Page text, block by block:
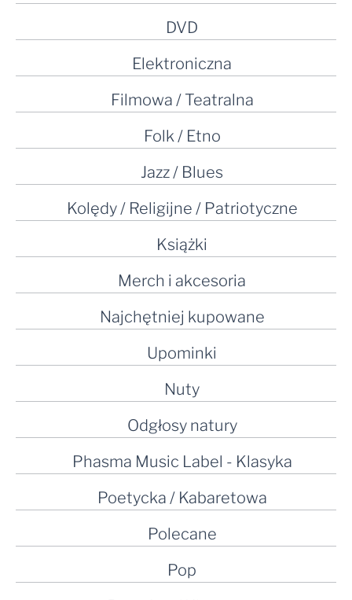
DVD
Elektroniczna
Filmowa / Teatralna
Folk / Etno
Jazz / Blues
Kolędy / Religijne / Patriotyczne
Książki
Merch i akcesoria
Najchętniej kupowane
Upominki
Nuty
Odgłosy natury
Phasma Music Label - Klasyka
Poetycka / Kabaretowa
Polecane
Pop